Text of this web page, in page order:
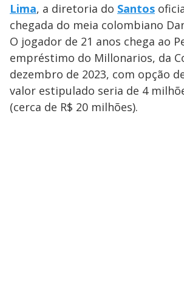
Lima, a diretoria do Santos
chegada do meia colombiano
O jogador de 21 anos chega ao
empréstimo do Millonarios, da
dezembro de 2023, com opção
valor estipulado seria de 4
(cerca de R$ 20 milhões).